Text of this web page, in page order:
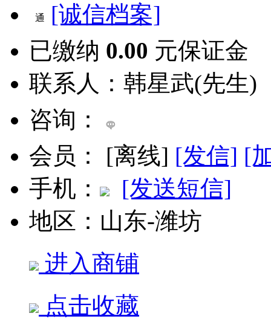
[诚信档案]
已缴纳 0.00 元保证金
联系人： 韩星武(先生)
咨询：
会员：
[离线] [发信] [
手机：
[发送短信]
地区： 山东-潍坊
进入商铺
点击收藏